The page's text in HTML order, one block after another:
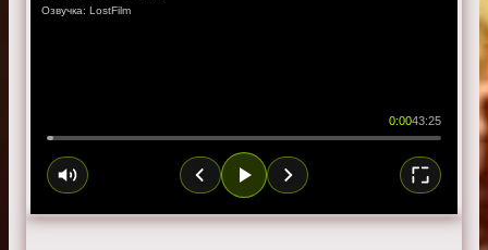
Озвучка: LostFilm
0:0043:25